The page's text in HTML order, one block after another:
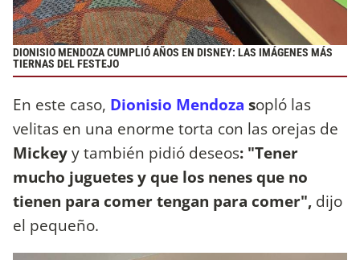
DIONISIO MENDOZA CUMPLIÓ AÑOS EN DISNEY: LAS IMÁGENES MÁS
TIERNAS DEL FESTEJO
En este caso, Dionisio Mendoza sopló las
velitas en una enorme torta con las orejas de
Mickeyy también pidió deseos: "Tener
mucho juguetes y que los nenes que no
tienen para comer tengan para comer", dijo
el pequeño.